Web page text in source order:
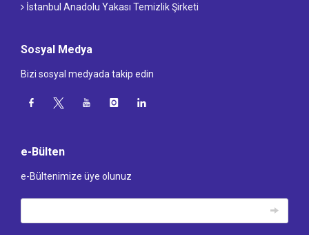
İstanbul Anadolu Yakası Temizlik Şirketi
Sosyal Medya
Bizi sosyal medyada takip edin
e-Bülten
e-Bültenimize üye olunuz